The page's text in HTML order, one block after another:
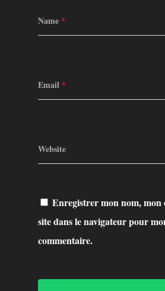
Name *
Email *
Website
Enregistrer mon nom, mon
site dans le navigateur pour
commentaire.